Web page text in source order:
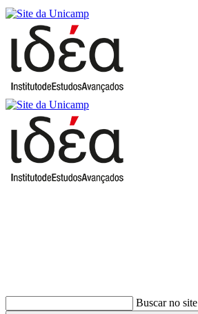
Buscar no site